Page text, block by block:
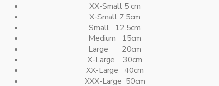
XX-Small 5 cm
X-Small 7.5cm
Small 12.5cm
Medium 15cm
Large 20cm
X-Large 30cm
XX-Large 40cm
XXX-Large 50cm